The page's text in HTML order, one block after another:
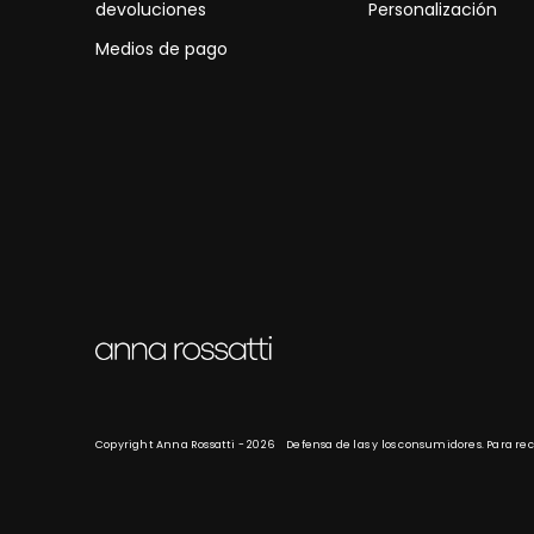
devoluciones
Medios de pago
Personalización
Copyright Anna Rossatti - 2026 Defensa de las y los consumidores. Para